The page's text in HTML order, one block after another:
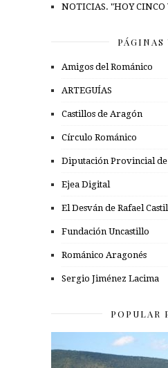
NOTICIAS. "HOY CINCO
PÁGINAS
Amigos del Románico
ARTEGUÍAS
Castillos de Aragón
Círculo Románico
Diputación Provincial
Ejea Digital
El Desván de Rafael
Fundación Uncastillo
Románico Aragonés
Sergio Jiménez Lacima
POPULAR